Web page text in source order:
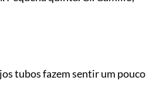
tubos fazem sentir um pouco